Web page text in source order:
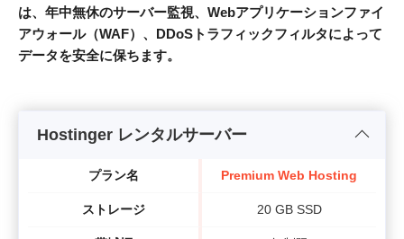
は、年中無休のサーバー監視、Webアプリケーションファイ
アウォール（WAF）、DDoSトラフィックフィルタによって
データを安全に保ちます。
Hostinger レンタルサーバー
プラン名
ストレージ
Premium Web Hosting
20 GB SSD